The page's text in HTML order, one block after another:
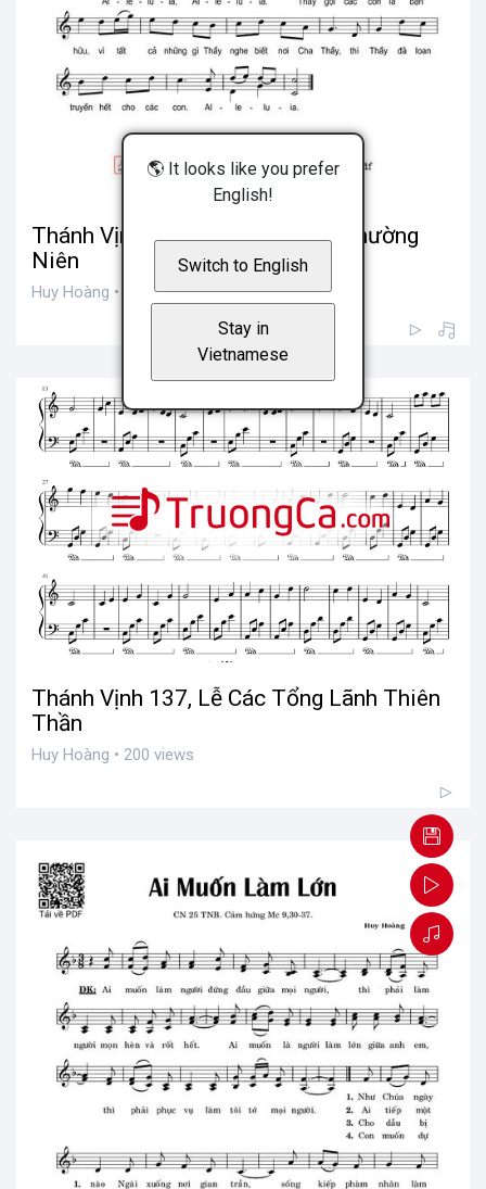
Thánh Vịnh 94, Chúa Nhật 23A Thường
Niên
Huy Hoàng • 200 views
Thánh Vịnh 137, Lễ Các Tổng Lãnh Thiên
Thần
Huy Hoàng • 200 views
🌎 It looks like you prefer
English!
Switch to English
Stay in
Vietnamese